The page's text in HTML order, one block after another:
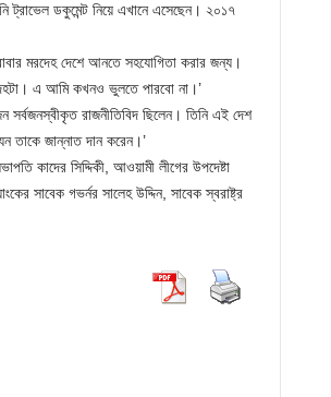
ট্রাভেল ডকুমেন্ট নিয়ে এখানে এসেছেন। ২০১৭
মরদেহ দেশে আনতে সহযোগিতা করার জন্য।
দেহটা। এ আমি কখনও ভুলতে পারবো না।’
রাজনীতিবিদ ছিলেন। তিনি এই দেশ
তাকে জান্নাত দান করেন।’
কাদের সিদ্দিকী, আওয়ামী লীগের উপদেষ্টা
সাবেক গভর্নর সালেহ উদ্দিন, সাবেক স্বরাষ্ট্র